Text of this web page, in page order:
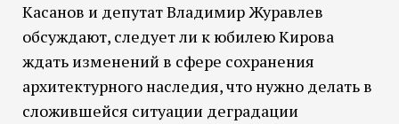
Касанов и депутат Владимир Журавлев
обсуждают, следует ли к юбилею Кирова
ждать изменений в сфере сохранения
архитектурного наследия, что нужно делать в
сложившейся ситуации деградации